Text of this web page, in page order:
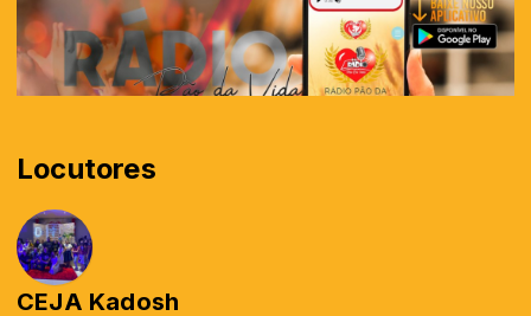
Locutores
CEJA Kadosh